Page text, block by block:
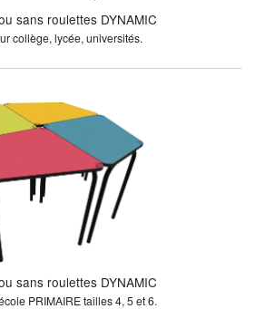
sans roulettes DYNAMIC
collège, lycée, universités.
sans roulettes DYNAMIC
PRIMAIRE tailles 4, 5 et 6.